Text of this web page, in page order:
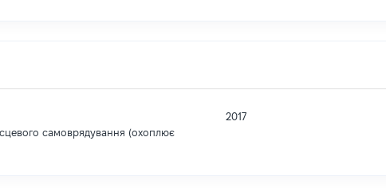
самоврядування (охоплює
2017